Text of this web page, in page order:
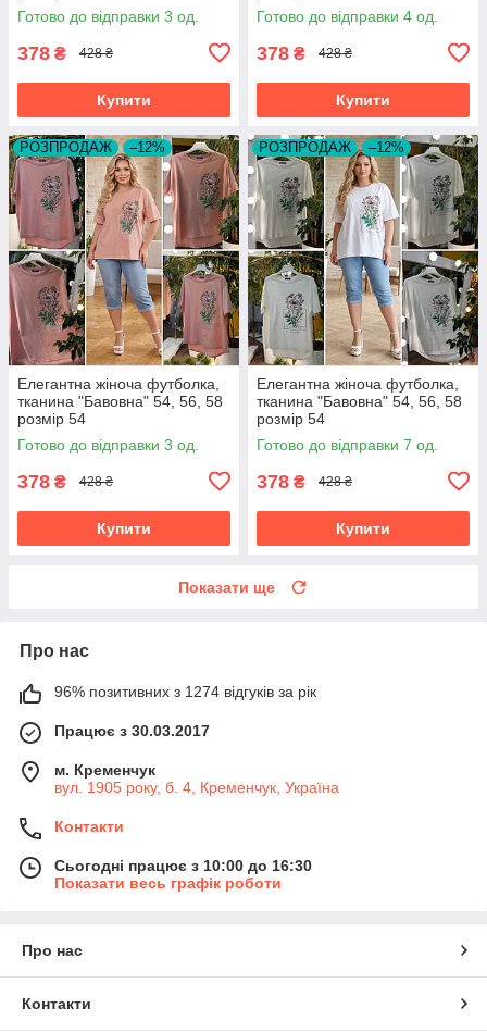
Готово до відправки 3 од.
378 ₴ 428 ₴
Купити
Готово до відправки 4 од.
378 ₴ 428 ₴
Купити
РОЗПРОДАЖ –12%
Елегантна жіноча футболка,
тканина "Бавовна" 54, 56, 58
розмір 54
Готово до відправки 3 од.
378 ₴ 428 ₴
Купити
РОЗПРОДАЖ –12%
Елегантна жіноча футболка,
тканина "Бавовна" 54, 56, 58
розмір 54
Готово до відправки 7 од.
378 ₴ 428 ₴
Купити
Показати ще
Про нас
96% позитивних з 1274 відгуків за рік
Працює з 30.03.2017
м. Кременчук
вул. 1905 року, б. 4, Кременчук, Україна
Контакти
Сьогодні працює з 10:00 до 16:30
Показати весь графік роботи
Про нас
Контакти